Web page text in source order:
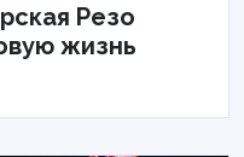
Резо
жизнь